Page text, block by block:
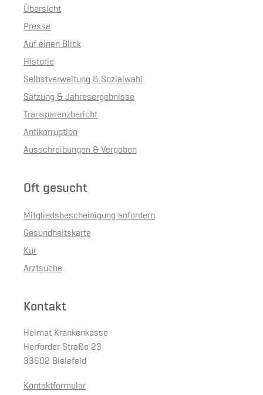
Übersicht
Presse
Auf einen Blick
Historie
Selbstverwaltung & Sozialwahl
Satzung & Jahresergebnisse
Transparenzbericht
Antikorruption
Ausschreibungen & Vergaben
Oft gesucht
Mitgliedsbescheinigung anfordern
Gesundheitskarte
Kur
Arztsuche
Kontakt
Heimat Krankenkasse
Herforder Straße 23
33602 Bielefeld
Kontaktformular